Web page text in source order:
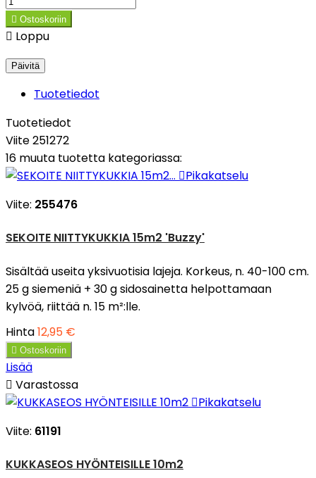
 Ostoskoriin
 Loppu
Tuotetiedot
Tuotetiedot
Viite251272
16 muuta tuotetta kategoriassa:
Pikakatselu
Viite: 255476
SEKOITE NIITTYKUKKIA 15m2 'Buzzy'
Sisältää useita yksivuotisia lajeja. Korkeus, n. 40-100 cm.
25 g siemeniä + 30 g sidosainetta helpottamaan
kylvöä, riittää n. 15 m²:lle.
Hinta12,95 €
 Ostoskoriin
Lisää
 Varastossa
Pikakatselu
Viite: 61191
KUKKASEOS HYÖNTEISILLE 10m2